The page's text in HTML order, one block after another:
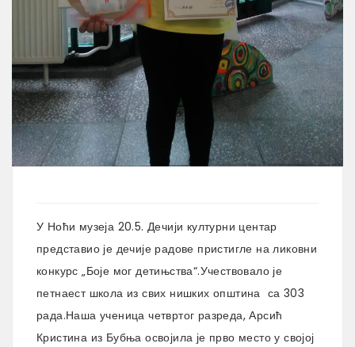
У Ноћи музеја 20.5. Дечији културни центар
представио је дечије радове пристигле на ликовни
конкурс „Боје мог детињства“.Учествовало је
петнаест школа из свих нишких општина са 303
рада.Наша ученица четвртог разреда, Арсић
Кристина из Бубња освојила је прво место у својој